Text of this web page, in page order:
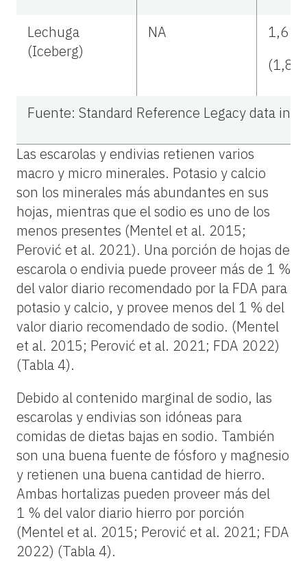
Lechuga
(Iceberg)
NA
1,6
(1,8)
Fuente: Standard Reference Legacy data in
Las escarolas y endivias retienen varios
macro y micro minerales. Potasio y calcio
son los minerales más abundantes en sus
hojas, mientras que el sodio es uno de los
menos presentes (Mentel et al. 2015;
Perović et al. 2021). Una porción de hojas de
escarola o endivia puede proveer más de 1 %
del valor diario recomendado por la FDA para
potasio y calcio, y provee menos del 1 % del
valor diario recomendado de sodio. (Mentel
et al. 2015; Perović et al. 2021; FDA 2022)
(Tabla 4).
Debido al contenido marginal de sodio, las
escarolas y endivias son idóneas para
comidas de dietas bajas en sodio. También
son una buena fuente de fósforo y magnesio
y retienen una buena cantidad de hierro.
Ambas hortalizas pueden proveer más del
1 % del valor diario hierro por porción
(Mentel et al. 2015; Perović et al. 2021; FDA
2022) (Tabla 4).